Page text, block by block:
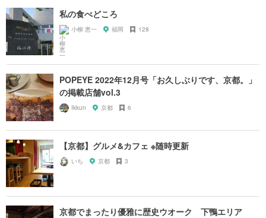
私の食べどころ
小柳 恵一 福岡 128
POPEYE 2022年12月号「お久しぶりです、京都。」
の掲載店舗vol.3
Ikkun 京都 6
【京都】グルメ&カフェ ※随時更新
いち 京都 3
京都でまったり優雅に歴史ウオーク 下鴨エリア